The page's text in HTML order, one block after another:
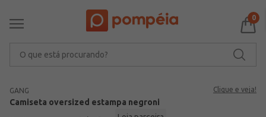
0
GANG Clique e veja!
Camiseta oversized estampa negroni